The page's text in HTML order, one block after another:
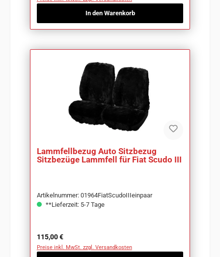
In den Warenkorb
Lammfellbezug Auto Sitzbezug
Sitzbezüge Lammfell für Fiat Scudo III
Artikelnummer: 01964FiatScudoIIIeinpaar
**Lieferzeit: 5-7 Tage
Regulärer Preis:
115,00 €
Preise inkl. MwSt. zzgl. Versandkosten